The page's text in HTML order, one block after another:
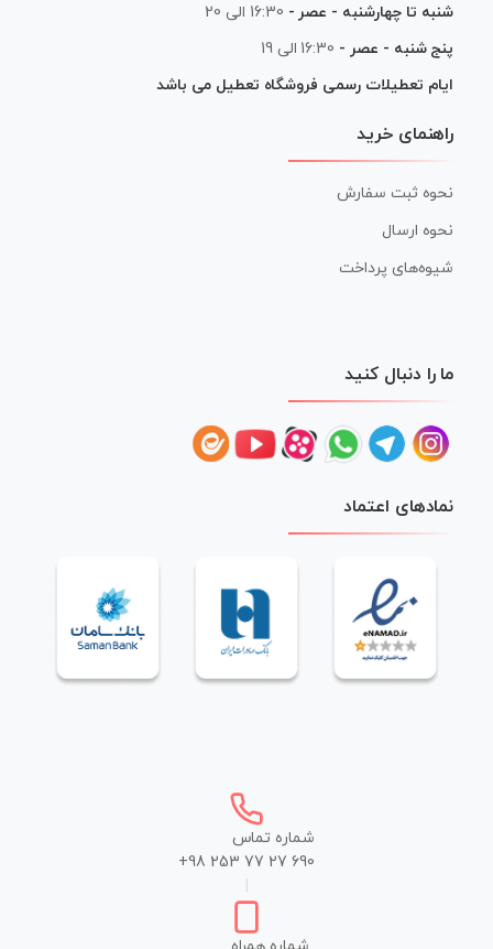
شنبه تا چهارشنبه - عصر - 16:30 الی 20
پنج شنبه - عصر - 16:30 الی 19
ایام تعطیلات رسمی فروشگاه تعطیل می باشد
راهنمای خرید
نحوه ثبت سفارش
نحوه ارسال
شیوه‌های پرداخت
ما را دنبال کنید
نمادهای اعتماد
شماره تماس
+98 253 77 27 690